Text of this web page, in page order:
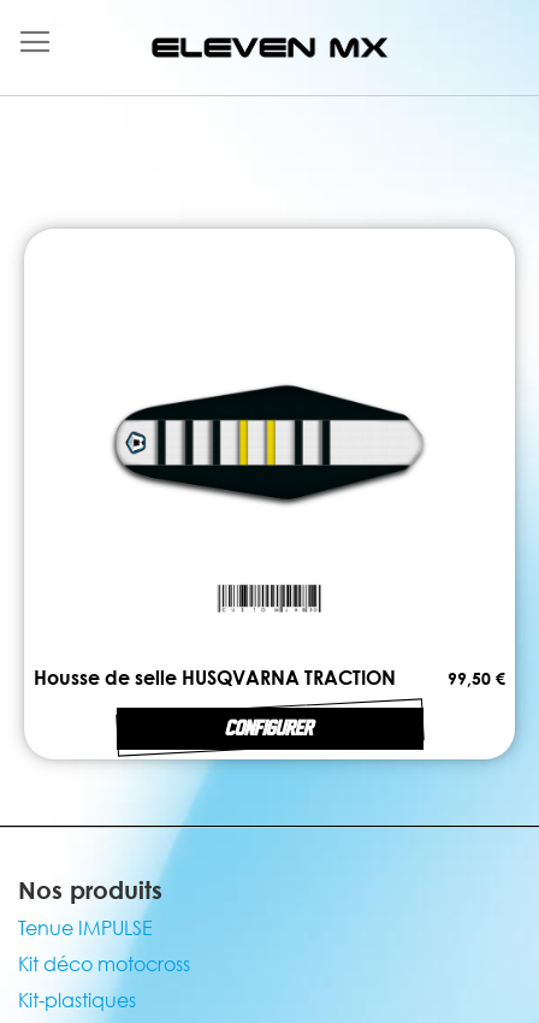
au
contenu
Housse de selle HUSQVARNA TRACTION 99,50 €
CONFIGURER
Nos produits
Tenue IMPULSE
Kit déco motocross
Kit-plastiques